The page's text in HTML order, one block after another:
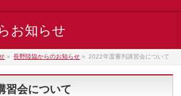
お知らせ
» 長野陸協からのお知らせ » 2022年度審判講習会について
習会について